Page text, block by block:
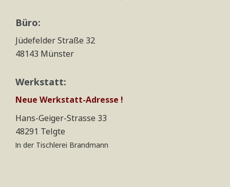
Büro:
Jüdefelder Straße 32
48143 Münster
Werkstatt:
Neue Werkstatt-Adresse !
Hans-Geiger-Strasse 33
48291 Telgte
In der Tischlerei Brandmann